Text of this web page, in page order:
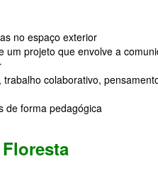
no espaço exterior
um projeto que envolve a
colaborativo,
de forma pedagógica